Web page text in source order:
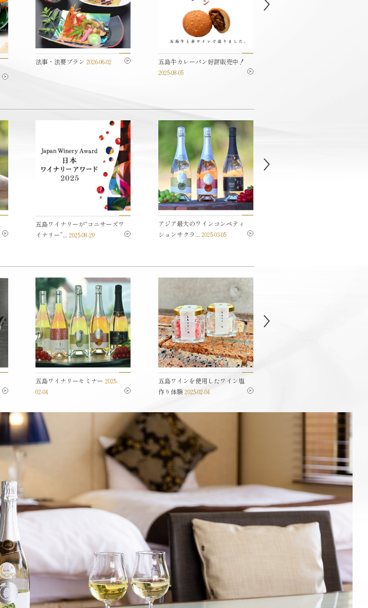
法事・法要プラン 2026-06-02 五島牛カレーパン好評販売中！
2025-08-05
五島ワイナリーが“コニサーズワ
イナリー”... 2025-08-29
アジア最大のワインコンペティ
ションサクラ... 2025-03-05
五島ワイナリーセミナー 2025-
02-04
五島ワインを使用したワイン塩
作り体験2025-02-04